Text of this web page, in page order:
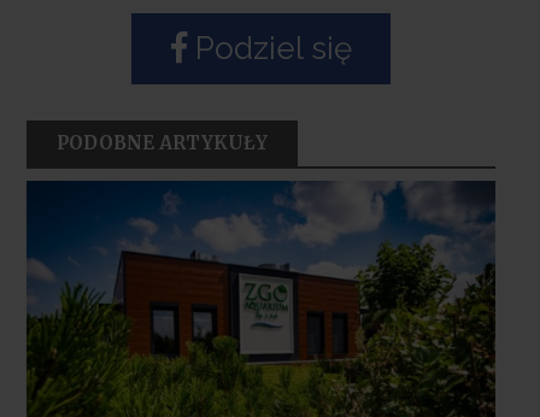
Podziel się
PODOBNE ARTYKUŁY